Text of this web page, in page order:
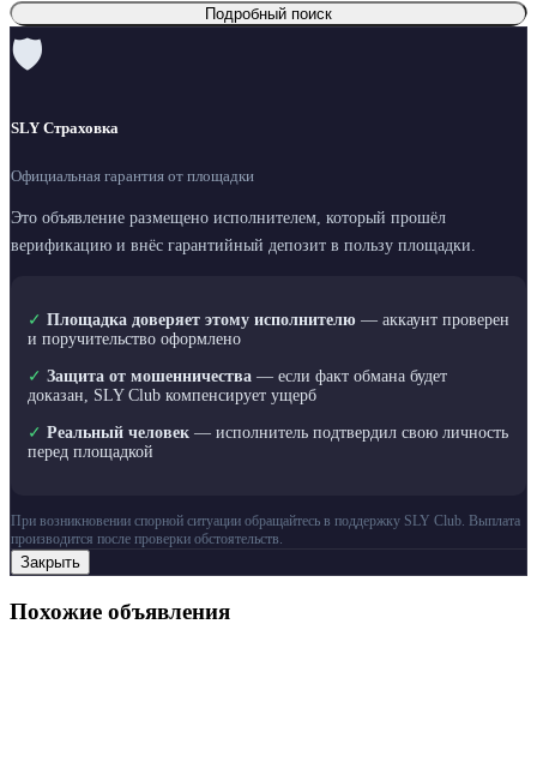
Подробный поиск
🛡
SLY Страховка
Официальная гарантия от площадки
Это объявление размещено исполнителем, который прошёл
верификацию и внёс гарантийный депозит в пользу площадки.
✓ Площадка доверяет этому исполнителю — аккаунт проверен
и поручительство оформлено
✓ Защита от мошенничества — если факт обмана будет
доказан, SLY Club компенсирует ущерб
✓ Реальный человек — исполнитель подтвердил свою личность
перед площадкой
При возникновении спорной ситуации обращайтесь в поддержку SLY Club. Выплата
производится после проверки обстоятельств.
Закрыть
Похожие объявления